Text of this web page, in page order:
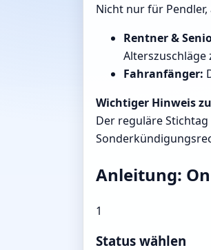
Nicht nur für
Rentner &
Alterszuschläge
Fahranfänger:
Wichtiger Hinweis
Der reguläre Stichtag
Anleitung:
1
Status wählen